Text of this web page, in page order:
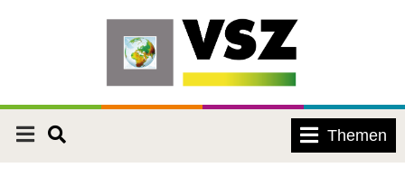
Themen